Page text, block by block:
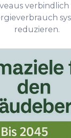
reduzieren.